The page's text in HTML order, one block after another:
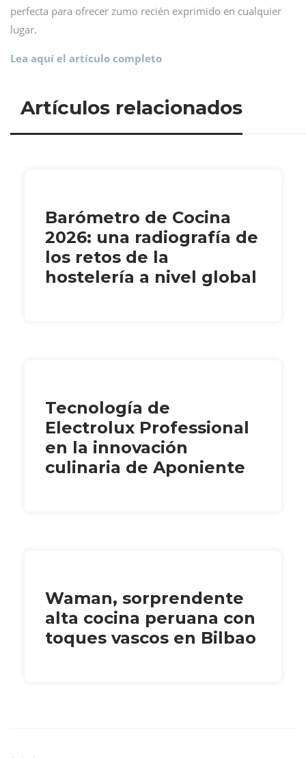
perfecta para ofrecer zumo recién exprimido en cualquier
lugar.
Lea aquí el artículo completo
Artículos relacionados
Barómetro de Cocina
2026: una radiografía de
los retos de la
hostelería a nivel global
Tecnología de
Electrolux Professional
en la innovación
culinaria de Aponiente
Waman, sorprendente
alta cocina peruana con
toques vascos en Bilbao